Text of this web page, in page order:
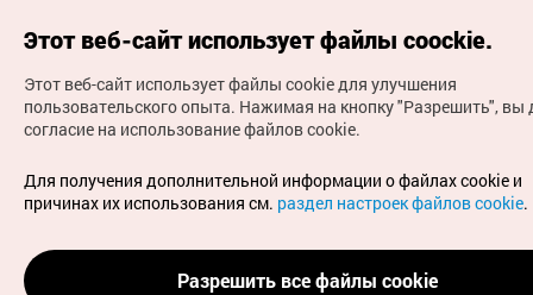
(с) Национальная организация туризма Кореи Все
права защищены
Для извещения об ошибках и проблемах, связанных с
работой веб-сайта, направляйте ваши запросы на
официальный адрес электронной почты
russian@knto.or.kr
Этот веб-сайт использует файлы coockie.
Этот веб-сайт использует файлы cookie для улучшения
пользовательского опыта. Нажимая на кнопку "Разрешить", вы
согласие на использование файлов cookie.
Для получения дополнительной информации о файлах cookie и
причинах их использования см. раздел настроек файлов cookie.
Разрешить все файлы cookie